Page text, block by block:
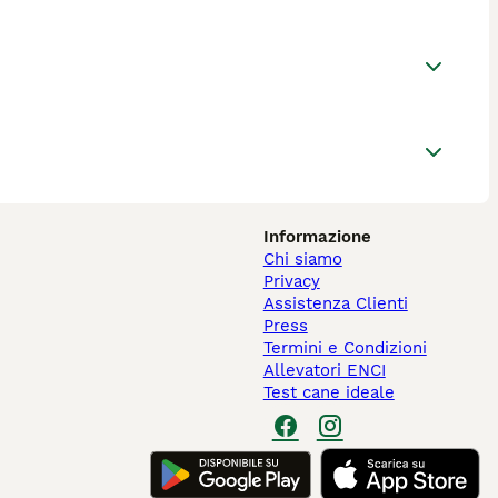
Informazione
Chi siamo
Privacy
Assistenza Clienti
Press
Termini e Condizioni
Allevatori ENCI
Test cane ideale